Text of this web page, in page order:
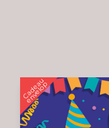
C
a
d
e
a
u
e
n
v
e
l
o
p